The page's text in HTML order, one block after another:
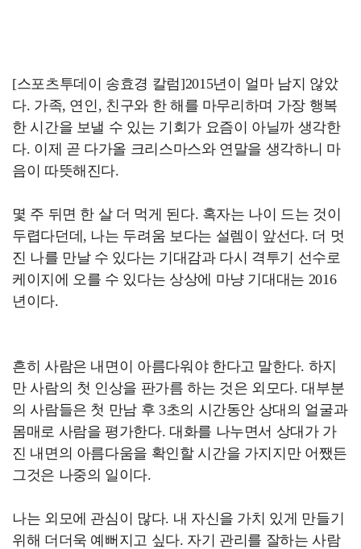
[스포츠투데이 송효경 칼럼]2015년이 얼마 남지 않았
다. 가족, 연인, 친구와 한 해를 마무리하며 가장 행복
한 시간을 보낼 수 있는 기회가 요즘이 아닐까 생각한
다. 이제 곧 다가올 크리스마스와 연말을 생각하니 마
음이 따뜻해진다.
몇 주 뒤면 한 살 더 먹게 된다. 혹자는 나이 드는 것이
두렵다던데, 나는 두려움 보다는 설렘이 앞선다. 더 멋
진 나를 만날 수 있다는 기대감과 다시 격투기 선수로
케이지에 오를 수 있다는 상상에 마냥 기대대는 2016
년이다.
흔히 사람은 내면이 아름다워야 한다고 말한다. 하지
만 사람의 첫 인상을 판가름 하는 것은 외모다. 대부분
의 사람들은 첫 만남 후 3초의 시간동안 상대의 얼굴과
몸매로 사람을 평가한다. 대화를 나누면서 상대가 가
진 내면의 아름다움을 확인할 시간을 가지지만 어쨌든
그것은 나중의 일이다.
나는 외모에 관심이 많다. 내 자신을 가치 있게 만들기
위해 더더욱 예뻐지고 싶다. 자기 관리를 잘하는 사람